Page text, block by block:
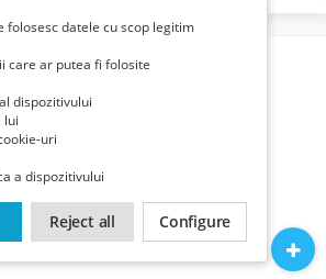
folosesc datele cu scop legitim
care ar putea fi folosite
dispozitivului
lui
uri
a dispozitivului
Reject all Configure